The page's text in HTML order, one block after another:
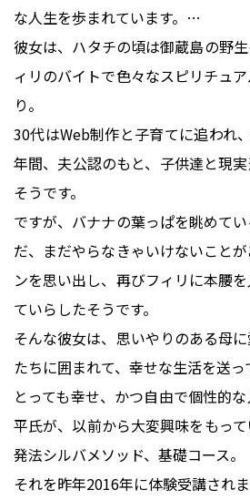
な人生を歩まれています。 …
彼女は、ハタチの頃は御蔵島の野
ィリのバイトで色々なスピリチュ
り。
30代はWeb制作と子育てに追われ
年間、夫公認のもと、子供達と現
そうです。
ですが、バナナの葉っぱを眺めて
だ、まだやらなきゃいけないこと
ンを思い出し、再びフィリに本腰
ていらしたそうです。
そんな彼女は、思いやりのある母
たちに囲まれて、幸せな生活を送っ
とっても幸せ、かつ自由で個性的
平氏が、以前から大変興味をもっ
発法シルバメソッド、基礎コース。
それを昨年2016年に体験受講されま